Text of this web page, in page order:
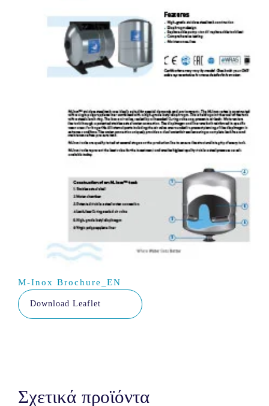
M-Inox Brochure_EN
Download Leaflet
Σχετικά προϊόντα